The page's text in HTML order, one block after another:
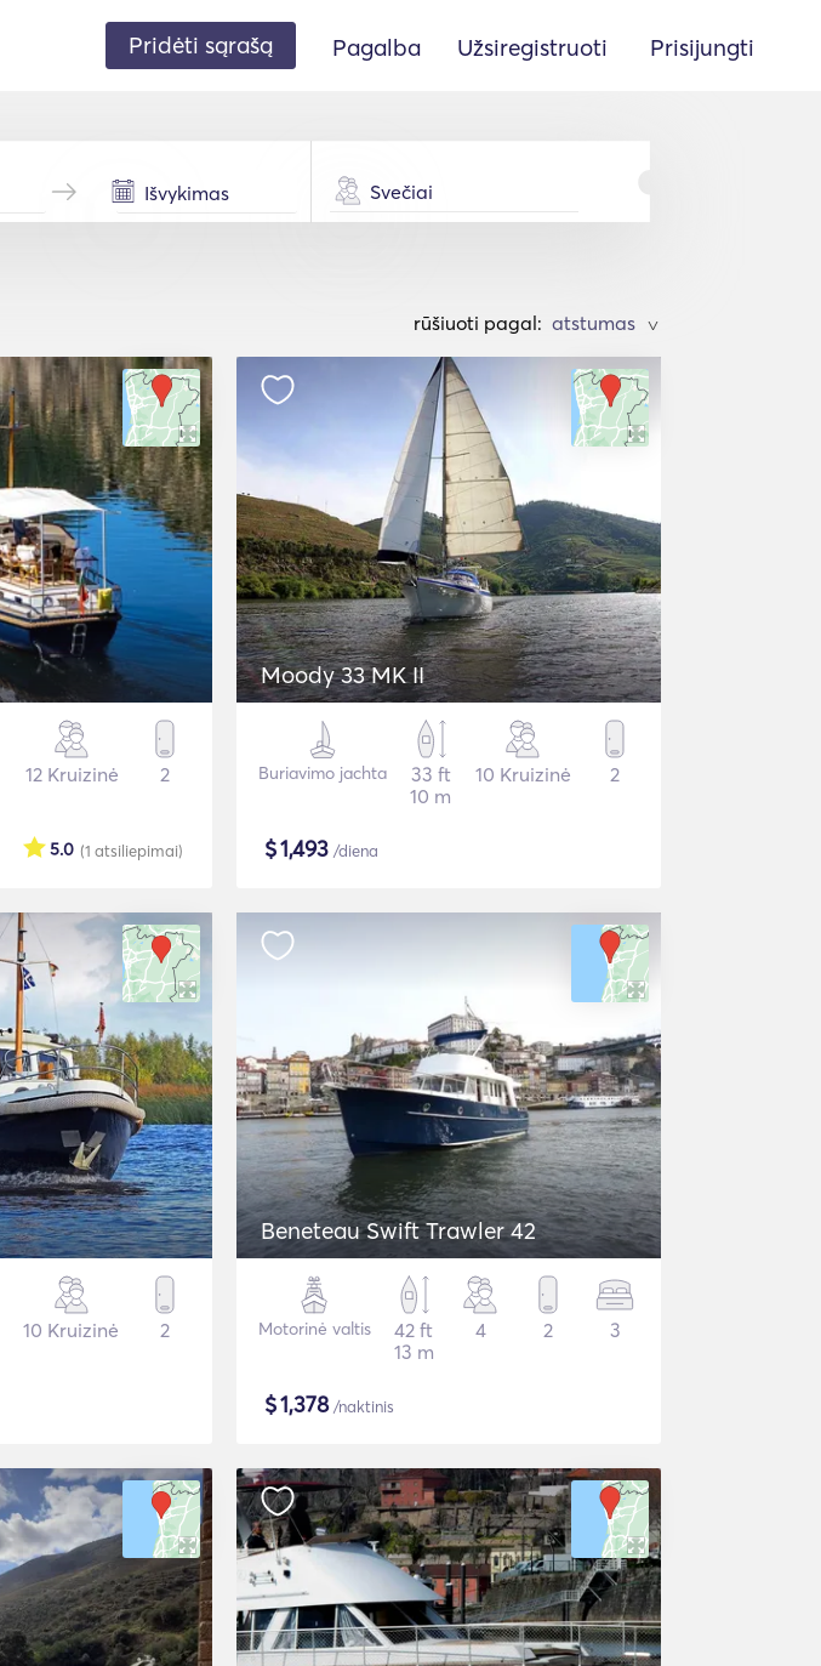
Pridėti sąrašą Pagalba Užsiregistruoti Prisijungti
Svečiai
rūšiuoti pagal: >
12 Kruizinė 2
(1 atsiliepimai)
5.0
Moody 33 MK II
Buriavimo jachta
33 ft
10 m
10 Kruizinė 2
$1,493 /diena
10 Kruizinė 2
Beneteau Swift Trawler 42
Motorinė valtis
42 ft
13 m
4 2 3
$1,378/naktinis